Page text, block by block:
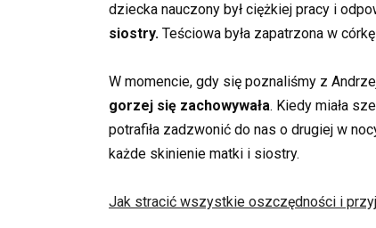
dziecka nauczony był ciężkiej pracy i
siostry. Teściowa była zapatrzona w
W momencie, gdy się poznaliśmy z
gorzej się zachowywała. Kiedy miała
potrafiła zadzwonić do nas o drugiej w
każde skinienie matki i siostry.
Jak stracić wszystkie oszczędności i